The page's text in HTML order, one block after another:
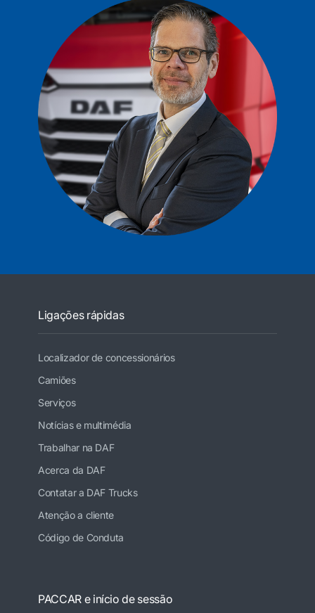
Ligações rápidas
Localizador de concessionários
Camiões
Serviços
Notícias e multimédia
Trabalhar na DAF
Acerca da DAF
Contatar a DAF Trucks
Atenção a cliente
Código de Conduta
PACCAR e início de sessão